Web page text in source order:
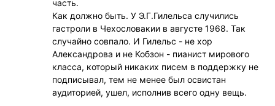
часть.
Как должно быть. У Э.Г.Гилельса случились
гастроли в Чехословакии в августе 1968. Так
случайно совпало. И Гилельс - не хор
Александрова и не Кобзон - пианист мирового
класса, который никаких писем в поддержку не
подписывал, тем не менее был освистан
аудиторией, ушел, исполнив всего одну вещь.